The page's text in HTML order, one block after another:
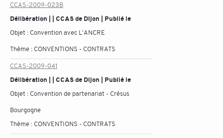
CCAS-2009-023B
Délibération | | CCAS de Dijon | Publié le
Objet : Convention avec L'ANCRE
Thème : CONVENTIONS - CONTRATS
CCAS-2009-041
Délibération | | CCAS de Dijon | Publié le
Objet : Convention de partenariat - Crésus
Bourgogne
Thème : CONVENTIONS - CONTRATS